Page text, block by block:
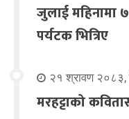
जुलाई महिनामा
पर्यटक भित्रिए
२१ श्रावण २०८३,
मरहट्टाको